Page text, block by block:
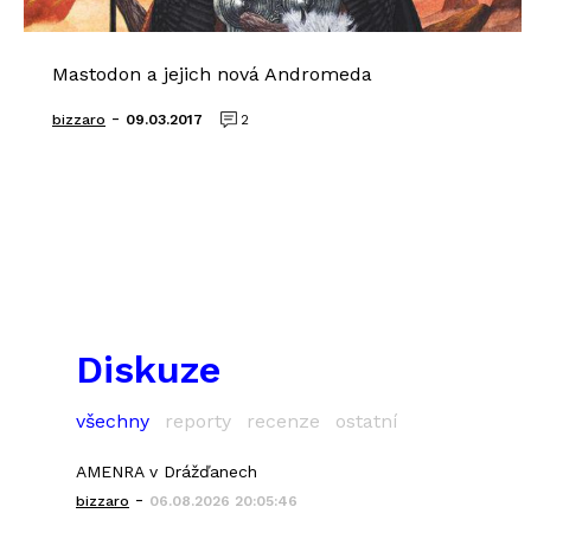
Mastodon a jejich nová Andromeda
bizzaro - 09.03.2017 2
Diskuze
všechny reporty recenze ostatní
AMENRA v Drážďanech
bizzaro - 06.08.2026 20:05:46